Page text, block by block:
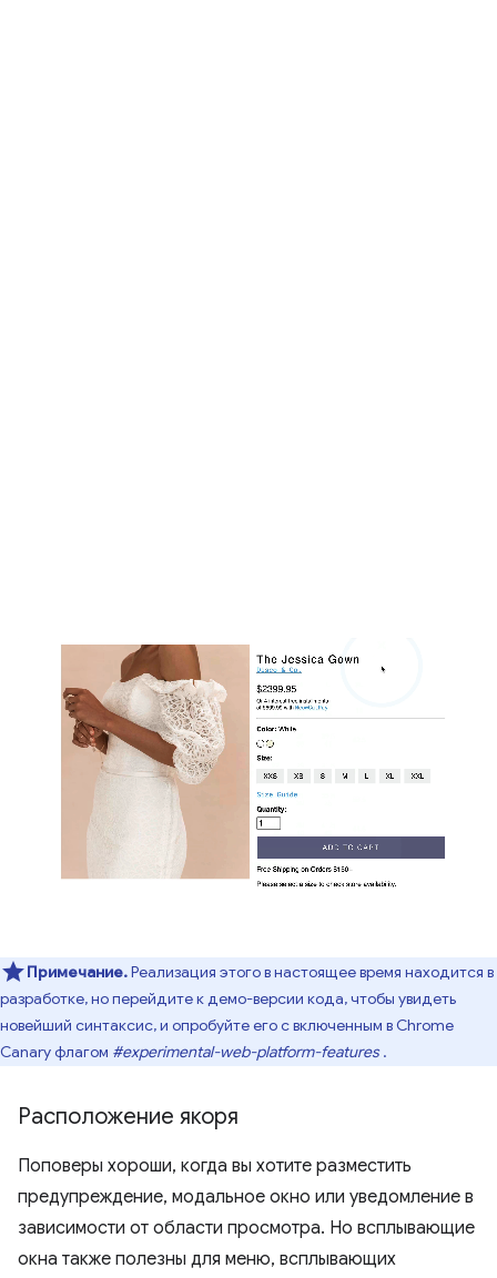
Примечание.Реализация этого в настоящее время находится в
разработке, но перейдите к демо-версии кода, чтобы увидеть
новейший синтаксис, и опробуйте его с включенным в Chrome
Canary флагом #experimental-web-platform-features.
Расположение якоря
Поповеры хороши, когда вы хотите разместить
предупреждение, модальное окно или уведомление в
зависимости от области просмотра. Но всплывающие
окна также полезны для меню, всплывающих